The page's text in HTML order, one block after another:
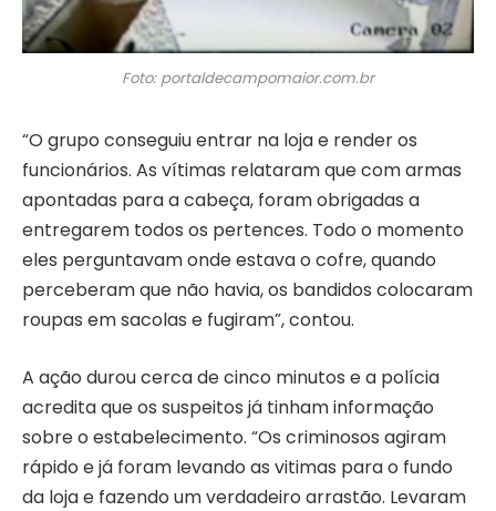
Foto: portaldecampomaior.com.br
“O grupo conseguiu entrar na loja e render os
funcionários. As vítimas relataram que com armas
apontadas para a cabeça, foram obrigadas a
entregarem todos os pertences. Todo o momento
eles perguntavam onde estava o cofre, quando
perceberam que não havia, os bandidos colocaram
roupas em sacolas e fugiram”, contou.
A ação durou cerca de cinco minutos e a polícia
acredita que os suspeitos já tinham informação
sobre o estabelecimento. “Os criminosos agiram
rápido e já foram levando as vitimas para o fundo
da loja e fazendo um verdadeiro arrastão. Levaram